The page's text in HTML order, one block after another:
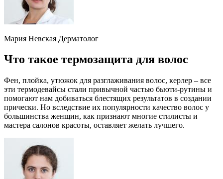
Мария Невская Дерматолог
Что такое термозащита для волос
Фен, плойка, утюжок для разглаживания волос, керлер – все
эти термодевайсы стали привычной частью бьюти-рутины и
помогают нам добиваться блестящих результатов в создании
прически. Но вследствие их популярности качество волос у
большинства женщин, как признают многие стилисты и
мастера салонов красоты, оставляет желать лучшего.